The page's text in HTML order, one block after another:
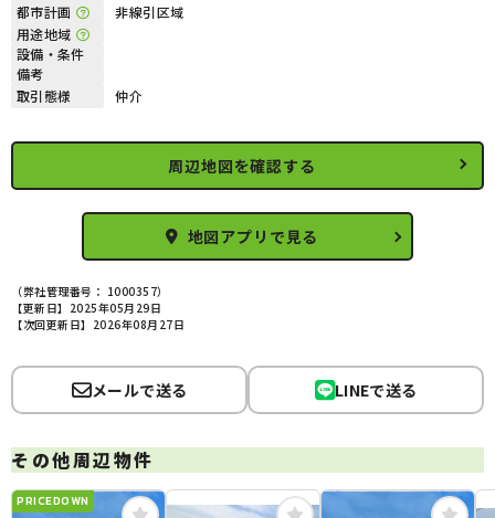
都市計画
非線引区域
用途地域
設備・条件
備考
取引態様
仲介
周辺地図を確認する
地図アプリで見る
（弊社管理番号： 1000357）
【更新日】2025年05月29日
【次回更新日】2026年08月27日
メールで送る LINEで送る
その他周辺物件
PRICEDOWN